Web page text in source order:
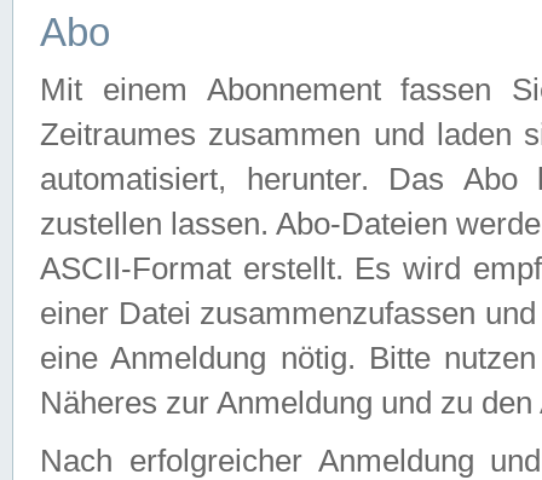
Abo
Mit einem Abonnement fassen
Zeitraumes zusammen und laden
automatisiert, herunter. Das
zustellen lassen. Abo-Dateien
ASCII-Format erstellt. Es wird
einer Datei zusammenzufassen
eine Anmeldung nötig. Bitte
Näheres zur Anmeldung und zu
Nach erfolgreicher Anmeldung